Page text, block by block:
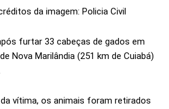
da imagem: Policia Civil
furtar 33 cabeças de gados em
Nova Marilândia (251 km de Cuiabá)
vítima, os animais foram retirados